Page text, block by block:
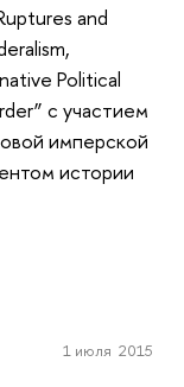
and
Political
с участием
имперской
истории
1 июля 2015